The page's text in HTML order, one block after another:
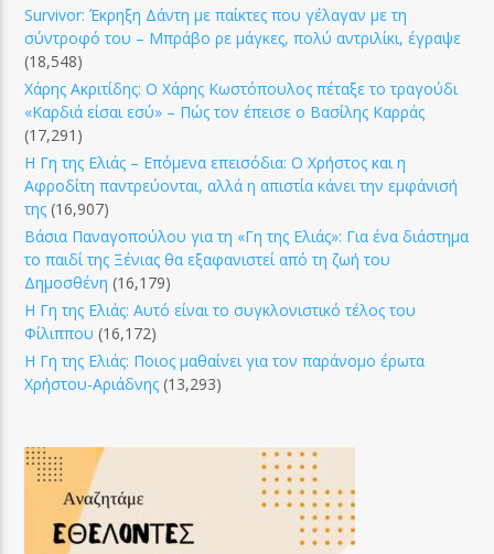
Survivor: Έκρηξη Δάντη με παίκτες που γέλαγαν με τη
σύντροφό του – Μπράβο ρε μάγκες, πολύ αντριλίκι, έγραψε
(18,548)
Χάρης Ακριτίδης: Ο Χάρης Κωστόπουλος πέταξε το τραγούδι
«Καρδιά είσαι εσύ» – Πώς τον έπεισε ο Βασίλης Καρράς
(17,291)
Η Γη της Ελιάς – Επόμενα επεισόδια: Ο Χρήστος και η
Αφροδίτη παντρεύονται, αλλά η απιστία κάνει την εμφάνισή
της (16,907)
Βάσια Παναγοπούλου για τη «Γη της Ελιάς»: Για ένα διάστημα
το παιδί της Ξένιας θα εξαφανιστεί από τη ζωή του
Δημοσθένη (16,179)
Η Γη της Ελιάς: Αυτό είναι το συγκλονιστικό τέλος του
Φίλιππου (16,172)
Η Γη της Ελιάς: Ποιος μαθαίνει για τον παράνομο έρωτα
Χρήστου-Αριάδνης (13,293)